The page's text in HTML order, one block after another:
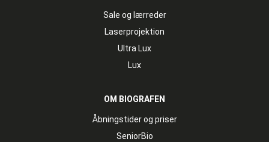
Sale og lærreder
Laserprojektion
Ultra Lux
Lux
OM BIOGRAFEN
Åbningstider og priser
SeniorBio